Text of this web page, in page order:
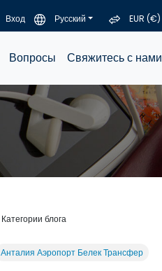
Вход Русский EUR (€)
Вопросы Свяжитесь с нами
Категории блога
Анталия Аэропорт Белек Трансфер